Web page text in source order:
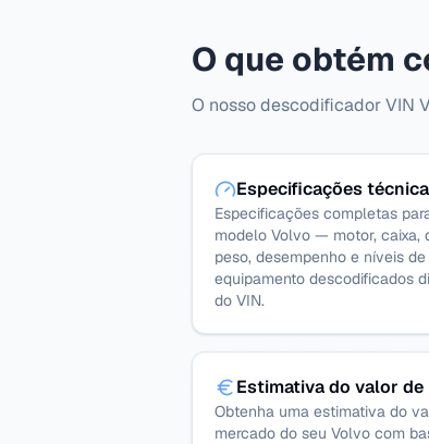
O que obtém
O nosso descodificador VIN
Especificações
Especificações completas
modelo Volvo — motor, caixa,
peso, desempenho e níveis de
equipamento descodificados
do VIN.
Estimativa do valor de
Obtenha uma estimativa do
mercado do seu Volvo com